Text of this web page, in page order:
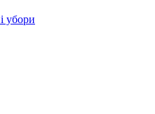
убори